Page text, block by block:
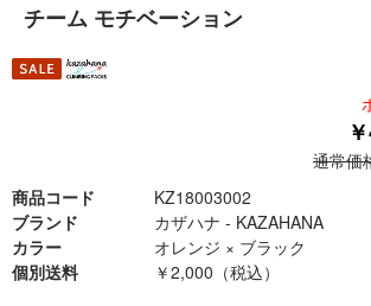
チーム モチベーション
通常価
商品コード
KZ18003002
ブランド
カザハナ - KAZAHANA
カラー
オレンジ × ブラック
個別送料
￥2,000（税込）